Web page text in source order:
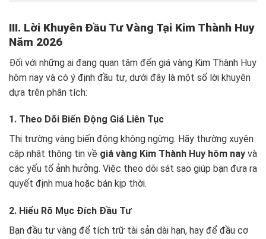
III. Lời Khuyên Đầu Tư Vàng Tại Kim Thành Huy
Năm 2026
Đối với những ai đang quan tâm đến giá vàng Kim Thành Huy
hôm nay và có ý định đầu tư, dưới đây là một số lời khuyên
dựa trên phân tích:
1. Theo Dõi Biến Động Giá Liên Tục
Thị trường vàng biến động không ngừng. Hãy thường xuyên
cập nhật thông tin về giá vàng Kim Thành Huy hôm nay và
các yếu tố ảnh hưởng. Việc theo dõi sát sao giúp bạn đưa ra
quyết định mua hoặc bán kịp thời.
2. Hiểu Rõ Mục Đích Đầu Tư
Bạn đầu tư vàng để tích trữ tài sản dài hạn, hay để đầu cơ